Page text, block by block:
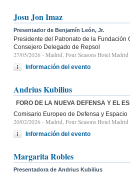
Josu Jon Imaz
Presentador de Benjamín León, Jr.
Presidente del Patronato de la Fundación
Consejero Delegado de Repsol
27/05/2026 - Madrid, Four Seasons Hotel
Información del evento
Andrius Kubilius
FORO DE LA NUEVA DEFENSA Y EL
Comisario Europeo de Defensa y Espacio
20/02/2026 - Madrid, Four Seasons Hotel
Información del evento
Margarita Robles
Presentadora de Andrius Kubilius